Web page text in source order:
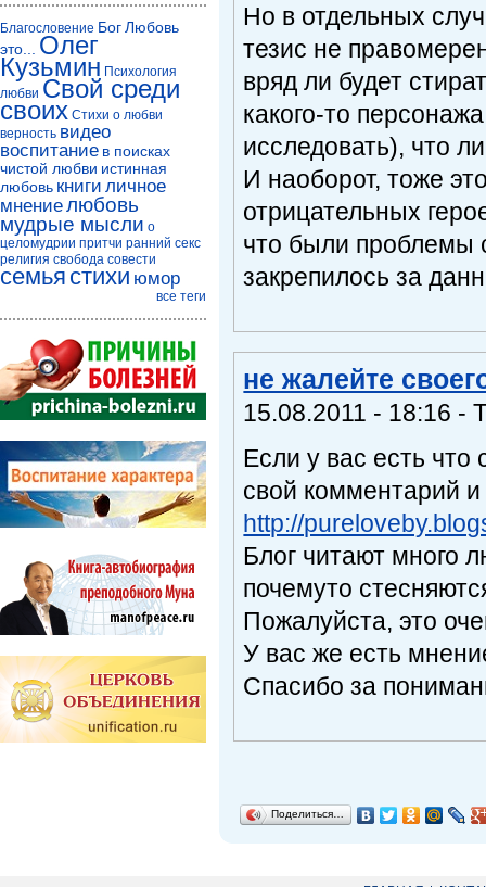
Но в отдельных
тезис не
вряд ли будет
какого-то
исследовать), что
И наоборот, тоже
отрицательных
что были проблемы
закрепилось за
не жалейте
15.08.2011 - 18:16 -
Если у вас есть что
свой комментарий и
http://
Блог читают много
почемуто
Пожалуйста, это
У вас же есть
Спасибо за
Поделиться…
Благословение БогЛюбовь
это...
Олег
Кузьмин Психология
любви Свой среди
своих Стихи о любви
верность видео
воспитание в поисках
чистой любви истинная
любовь книги личное
мнениелюбовь
мудрые мысли о
целомудрии притчи ранний секс
религия свобода совести
семья стихи юмор
все теги